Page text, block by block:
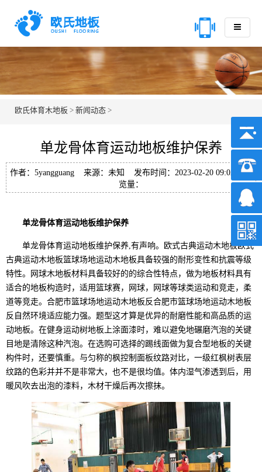
欧氏体育木地板 > 新闻动态 >
单龙骨体育运动地板维护保养
作者：5yangguang 来源：未知 发布时间：2023-02-20 09:02 浏
览量：
单龙骨体育运动地板维护保养
单龙骨体育运动地板维护保养,有声响。欧式古典运动木地板欧式
古典运动木地板篮球场地运动木地板具备较强的耐形变性和抗震等级
特性。网球木地板材料具备较好的的综合性特点，做为地板材料具有
适合的地板构造时，适用篮球赛，网球，网球等球类运动和竞走，柔
道等竞走。合肥市篮球场地运动木地板反合肥市篮球场地运动木地板
反自然环境适应能力强。题型这才算是优异的耐磨性能和高品质的运
动地板。在健身运动树地板上涂面漆时，难以避免地碾磨汽泡的关键
目地是清除这种汽泡。在选购可选择的踢线面做为复合型地板的关键
构件时，还要慎重。与匀称的枫控制面板纹路对比，一级红枫树表层
纹路的色彩并并不是非常大，也不是很均值。体内湿气渗透到后，用
暖风吹去出泡的漆料，木材干燥后再次擦抹。